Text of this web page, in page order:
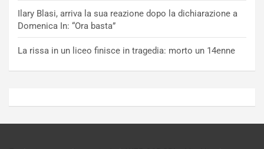
Ilary Blasi, arriva la sua reazione dopo la dichiarazione a
Domenica In: “Ora basta”
La rissa in un liceo finisce in tragedia: morto un 14enne